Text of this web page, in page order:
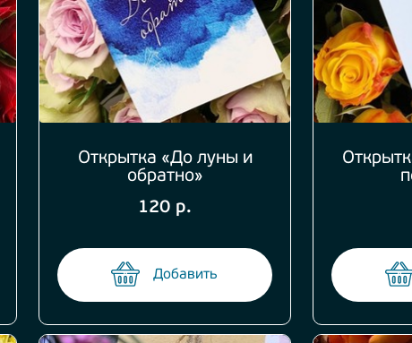
Открытка «До луны и
обратно»
120 р.
Добавить